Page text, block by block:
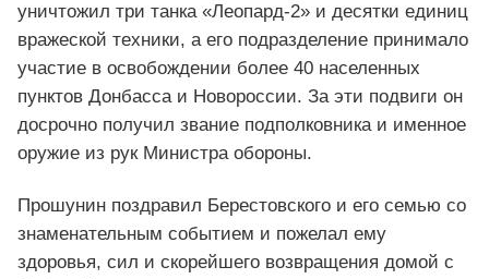
уничтожил три танка «Леопард-2» и десятки единиц
вражеской техники, а его подразделение принимало
участие в освобождении более 40 населенных
пунктов Донбасса и Новороссии. За эти подвиги он
досрочно получил звание подполковника и именное
оружие из рук Министра обороны.
Прошунин поздравил Берестовского и его семью со
знаменательным событием и пожелал ему
здоровья, сил и скорейшего возвращения домой с